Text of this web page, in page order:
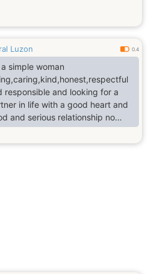
Luzon 0.4
simple woman
responsible and looking for a
in life with a good heart and
and serious relationship no
no scammer and no cheating.